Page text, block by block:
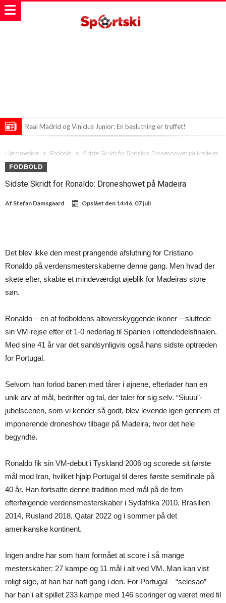
Real Madrid og Vinicius Junior: En beslutning er truffet!
Rodri bryder isen! Real Madrid står med falmende kort og krøllet
Hjemmeside Fodbold Sidste Skridt for Ronaldo: Droneshowet på Madeira
FODBOLD
Sidste Skridt for Ronaldo: Droneshowet på Madeira
Af Stefan Damsgaard Opslået den 14:46, 07 juli
Det blev ikke den mest prangende afslutning for Cristiano
Ronaldo på verdensmesterskaberne denne gang. Men hvad der
skete efter, skabte et mindeværdigt øjeblik for Madeiras store
søn.
Ronaldo – en af fodboldens altoverskyggende ikoner – sluttede
sin VM-rejse efter et 1-0 nederlag til Spanien i ottendedelsfinalen.
Med sine 41 år var det sandsynligvis også hans sidste optræden
for Portugal.
Selvom han forlod banen med tårer i øjnene, efterlader han en
unik arv af mål, bedrifter og tal, der taler for sig selv. “Siuuu”-
jubelscenen, som vi kender så godt, blev levende igen gennem et
imponerende droneshow tilbage på Madeira, hvor det hele
begyndte.
Ronaldo fik sin VM-debut i Tyskland 2006 og scorede sit første
mål mod Iran, hvilket hjalp Portugal til deres første semifinale på
40 år. Han fortsatte denne tradition med mål på de fem
efterfølgende verdensmesterskaber i Sydafrika 2010, Brasilien
2014, Rusland 2018, Qatar 2022 og i sommer på det
amerikanske kontinent.
Ingen andre har som ham formået at score i så mange
mesterskaber: 27 kampe og 11 mål i alt ved VM. Man kan vist
roligt sige, at han har haft gang i den. For Portugal – “selesao” –
har han i alt spillet 233 kampe med 146 scoringer og været med til